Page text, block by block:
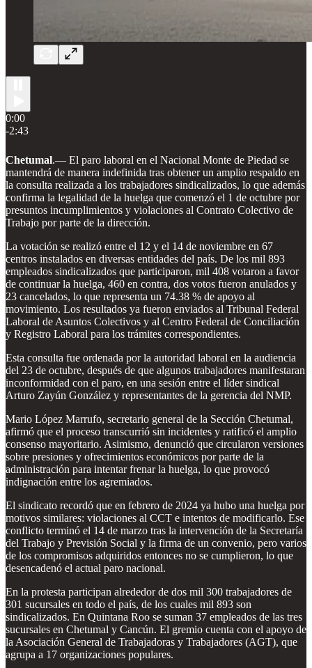
0:00
-2:43
Chetumal.— El paro laboral en el Nacional Monte de Piedad se
mantendrá de manera indefinida tras obtener un amplio respaldo en
la consulta realizada a los trabajadores sindicalizados, lo que además
confirma la legalidad de la huelga que comenzó el 1 de octubre por
presuntos incumplimientos y violaciones al Contrato Colectivo de
Trabajo por parte de la dirección.
La votación se realizó entre el 12 y el 14 de noviembre en 67
centros instalados en diversas entidades del país. De los mil 893
empleados sindicalizados que participaron, mil 408 votaron a favor
de continuar la huelga, 460 en contra, dos votos fueron anulados y
23 cancelados, lo que representa un 74.38 % de apoyo al
movimiento. Los resultados ya fueron enviados al Tribunal Federal
Laboral de Asuntos Colectivos y al Centro Federal de Conciliación
y Registro Laboral para los trámites correspondientes.
Esta consulta fue ordenada por la autoridad laboral en la audiencia
del 23 de octubre, después de que algunos trabajadores manifestaran
inconformidad con el paro, en una sesión entre el líder sindical
Arturo Zayún González y representantes de la gerencia del NMP.
Mario López Marrufo, secretario general de la Sección Chetumal,
afirmó que el proceso transcurrió sin incidentes y ratificó el amplio
consenso mayoritario. Asimismo, denunció que circularon versiones
sobre presiones y ofrecimientos económicos por parte de la
administración para intentar frenar la huelga, lo que provocó
indignación entre los agremiados.
El sindicato recordó que en febrero de 2024 ya hubo una huelga por
motivos similares: violaciones al CCT e intentos de modificarlo. Ese
conflicto terminó el 14 de marzo tras la intervención de la Secretaría
del Trabajo y Previsión Social y la firma de un convenio, pero varios
de los compromisos adquiridos entonces no se cumplieron, lo que
desencadenó el actual paro nacional.
En la protesta participan alrededor de dos mil 300 trabajadores de
301 sucursales en todo el país, de los cuales mil 893 son
sindicalizados. En Quintana Roo se suman 37 empleados de las tres
sucursales en Chetumal y Cancún. El gremio cuenta con el apoyo de
la Asociación General de Trabajadoras y Trabajadores (AGT), que
agrupa a 17 organizaciones populares.